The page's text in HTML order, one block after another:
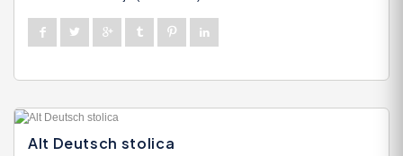
Alt Deutsch stolica